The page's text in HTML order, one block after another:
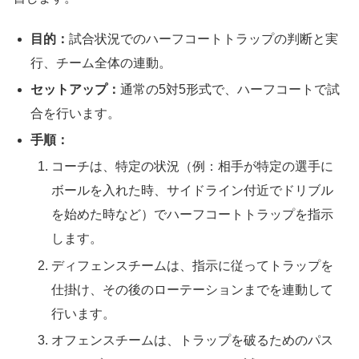
目的：試合状況でのハーフコートトラップの判断と実
行、チーム全体の連動。
セットアップ：通常の5対5形式で、ハーフコートで試
合を行います。
手順：
コーチは、特定の状況（例：相手が特定の選手に
ボールを入れた時、サイドライン付近でドリブル
を始めた時など）でハーフコートトラップを指示
します。
ディフェンスチームは、指示に従ってトラップを
仕掛け、その後のローテーションまでを連動して
行います。
オフェンスチームは、トラップを破るためのパス